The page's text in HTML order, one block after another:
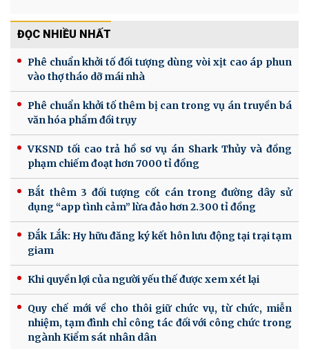
ĐỌC NHIỀU NHẤT
Phê chuẩn khởi tố đối tượng dùng vòi xịt cao áp phun
vào thợ tháo dỡ mái nhà
Phê chuẩn khởi tố thêm bị can trong vụ án truyền bá
văn hóa phẩm đồi trụy
VKSND tối cao trả hồ sơ vụ án Shark Thủy và đồng
phạm chiếm đoạt hơn 7000 tỉ đồng
Bắt thêm 3 đối tượng cốt cán trong đường dây sử
dụng “app tình cảm” lừa đảo hơn 2.300 tỉ đồng
Đắk Lắk: Hy hữu đăng ký kết hôn lưu động tại trại tạm
giam
Khi quyền lợi của người yếu thế được xem xét lại
Quy chế mới về cho thôi giữ chức vụ, từ chức, miễn
nhiệm, tạm đình chỉ công tác đối với công chức trong
ngành Kiểm sát nhân dân